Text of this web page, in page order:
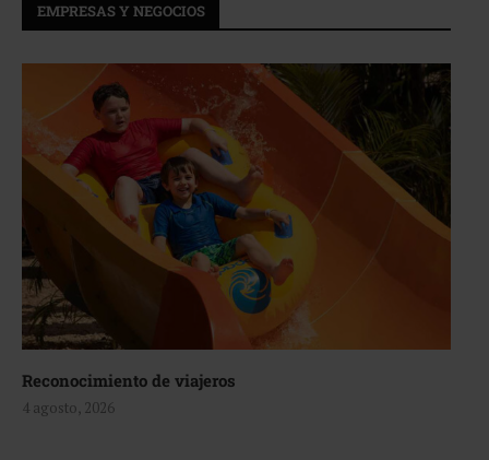
EMPRESAS Y NEGOCIOS
Reconocimiento de viajeros
4 agosto, 2026